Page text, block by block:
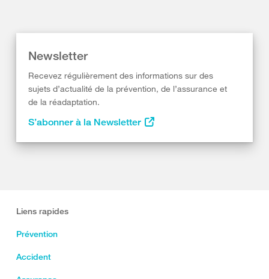
Newsletter
Recevez régulièrement des informations sur des
sujets d’actualité de la prévention, de l’assurance et
de la réadaptation.
S’abonner à la Newsletter
Liens rapides
Prévention
Accident